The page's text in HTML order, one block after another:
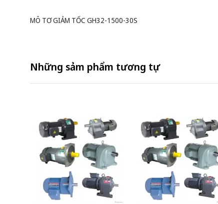
MÔ TƠ GIẢM TỐC GH32-1500-30S
Những sảm phẩm tương tự